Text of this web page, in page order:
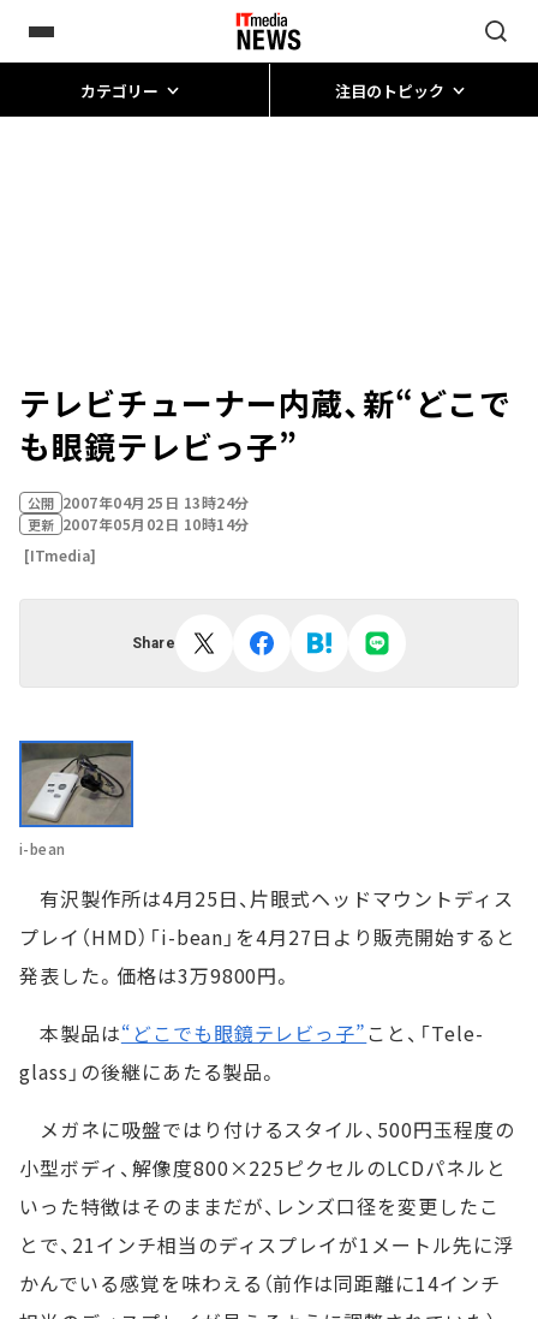
カテゴリー 注目のトピック
テレビチューナー内蔵、新“どこで
も眼鏡テレビっ子”
公開 2007年04月25日 13時24分
更新 2007年05月02日 10時14分
[ITmedia]
Share
i-bean
有沢製作所は4月25日、片眼式ヘッドマウントディス
プレイ（HMD）「i-bean」を4月27日より販売開始すると
発表した。価格は3万9800円。
本製品は“どこでも眼鏡テレビっ子” こと、「Tele-
glass」の後継にあたる製品。
メガネに吸盤ではり付けるスタイル、500円玉程度の
小型ボディ、解像度800×225ピクセルのLCDパネルと
いった特徴はそのままだが、レンズ口径を変更したこ
とで、21インチ相当のディスプレイが1メートル先に浮
かんでいる感覚を味わえる（前作は同距離に14インチ